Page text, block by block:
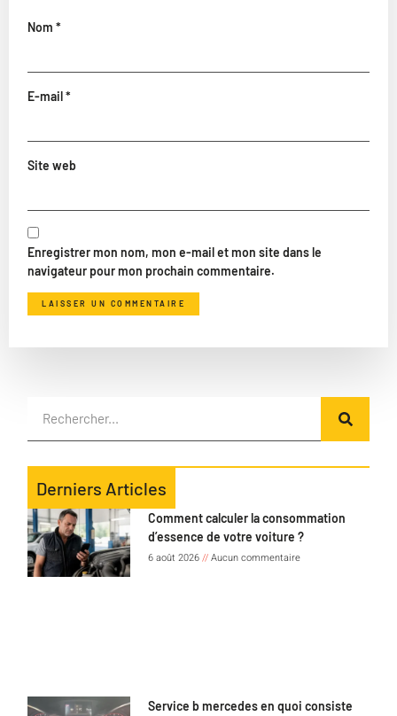
Nom *
E-mail*
Site web
Enregistrer mon nom, mon e-mail et mon site dans le
navigateur pour mon prochain commentaire.
Derniers Articles
Comment calculer la consommation
d’essence de votre voiture ?
6 août 2026 Aucun commentaire
Service b mercedes en quoi consiste